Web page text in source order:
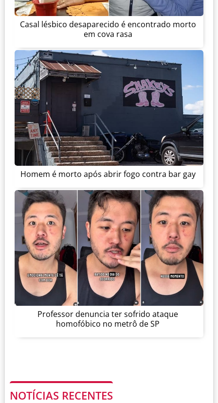
Casal lésbico desaparecido é encontrado morto
em cova rasa
Homem é morto após abrir fogo contra bar gay
Professor denuncia ter sofrido ataque
homofóbico no metrô de SP
NOTÍCIAS RECENTES